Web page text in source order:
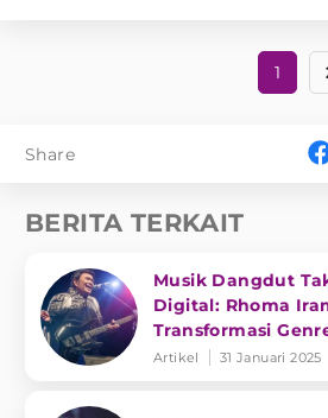
1
Share
BERITA TERKAIT
Musik Dangdut
Digital: Rhoma
Transformasi
Artikel 31 Januari 2025